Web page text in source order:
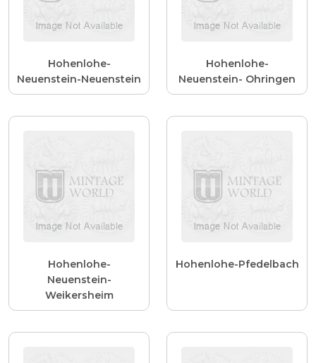
Hohenlohe-
Neuenstein-Neuenstein
Hohenlohe-
Neuenstein- Ohringen
Hohenlohe-
Neuenstein-
Weikersheim
Hohenlohe-Pfedelbach